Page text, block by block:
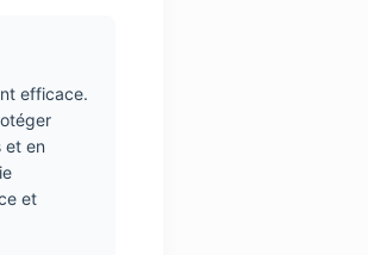
efficace.
et en
et